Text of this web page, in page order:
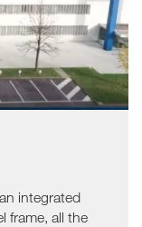
integrated
frame, all the